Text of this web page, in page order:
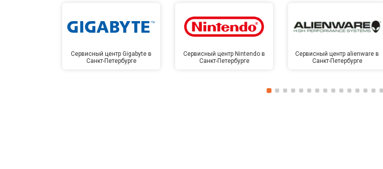
Сервисный центр Gigabyte в
Санкт-Петербурге
Сервисный центр Nintendo в
Санкт-Петербурге
Сервисный центр alienware в
Санкт-Петербурге